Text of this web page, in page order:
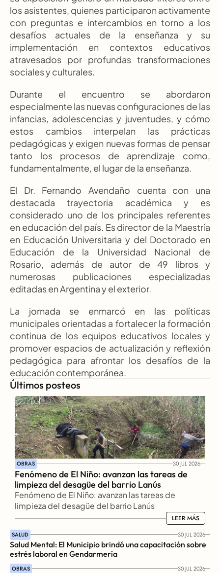
los asistentes, quienes participaron activamente
con preguntas e intercambios en torno a los
desafíos actuales de la enseñanza y su
implementación en contextos educativos
atravesados por profundas transformaciones
sociales y culturales.
Durante el encuentro se abordaron
especialmente las nuevas configuraciones de las
infancias, adolescencias y juventudes, y cómo
estos cambios interpelan las prácticas
pedagógicas y exigen nuevas formas de pensar
tanto los procesos de aprendizaje como,
fundamentalmente, el lugar de la enseñanza.
El Dr. Fernando Avendaño cuenta con una
destacada trayectoria académica y es
considerado uno de los principales referentes
en educación del país. Es director de la Maestría
en Educación Universitaria y del Doctorado en
Educación de la Universidad Nacional de
Rosario, además de autor de 49 libros y
numerosas publicaciones especializadas
editadas en Argentina y el exterior.
La jornada se enmarcó en las políticas
municipales orientadas a fortalecer la formación
continua de los equipos educativos locales y
promover espacios de actualización y reflexión
pedagógica para afrontar los desafíos de la
educación contemporánea.
Últimos posteos
OBRAS 30 JUL 2026
Fenómeno de El Niño: avanzan las tareas de
limpieza del desagüe del barrio Lanús
Fenómeno de El Niño: avanzan las tareas de
limpieza del desagüe del barrio Lanús
LEER MÁS
LEER MÁS
SALUD 30 JUL 2026
Salud Mental: El Municipio brindó una capacitación sobre
estrés laboral en Gendarmería
OBRAS 30 JUL 2026